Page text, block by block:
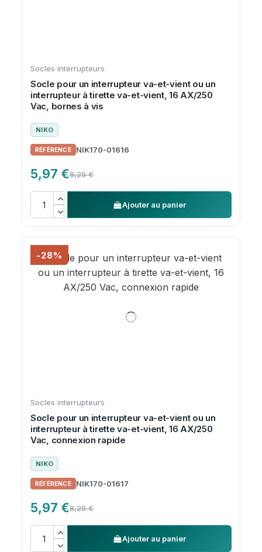
Socles interrupteurs
Socle pour un interrupteur va-et-vient ou un
interrupteur à tirette va-et-vient, 16 AX/250
Vac, bornes à vis
NIKO
NIK170-01616
5,97 €8,29 €
Ajouter au panier
-28%
Socles interrupteurs
Socle pour un interrupteur va-et-vient ou un
interrupteur à tirette va-et-vient, 16 AX/250
Vac, connexion rapide
NIKO
NIK170-01617
5,97 €8,29 €
Ajouter au panier